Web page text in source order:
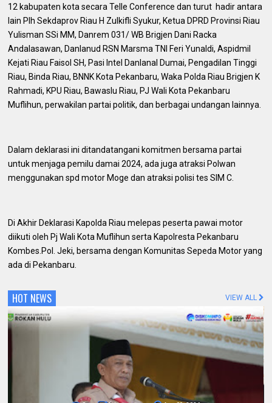
12 kabupaten kota secara Telle Conference dan turut hadir antara
lain Plh Sekdaprov Riau H Zulkifli Syukur, Ketua DPRD Provinsi Riau
Yulisman SSi MM, Danrem 031/ WB Brigjen Dani Racka
Andalasawan, Danlanud RSN Marsma TNI Feri Yunaldi, Aspidmil
Kejati Riau Faisol SH, Pasi Intel Danlanal Dumai, Pengadilan Tinggi
Riau, Binda Riau, BNNK Kota Pekanbaru, Waka Polda Riau Brigjen K
Rahmadi, KPU Riau, Bawaslu Riau, PJ Wali Kota Pekanbaru
Muflihun, perwakilan partai politik, dan berbagai undangan lainnya.
Dalam deklarasi ini ditandatangani komitmen bersama partai
untuk menjaga pemilu damai 2024, ada juga atraksi Polwan
menggunakan spd motor Moge dan atraksi polisi tes SIM C.
Di Akhir Deklarasi Kapolda Riau melepas peserta pawai motor
diikuti oleh Pj Wali Kota Muflihun serta Kapolresta Pekanbaru
Kombes.Pol. Jeki, bersama dengan Komunitas Sepeda Motor yang
ada di Pekanbaru.
HOT NEWS VIEW ALL
fakta media Aug 09, 2026
Pemda dan Polres Rokan Hulu Intens
Berkoordinasi untuk Penyusunan Perda
Lingkungan dan Penanaman Pohon Guna